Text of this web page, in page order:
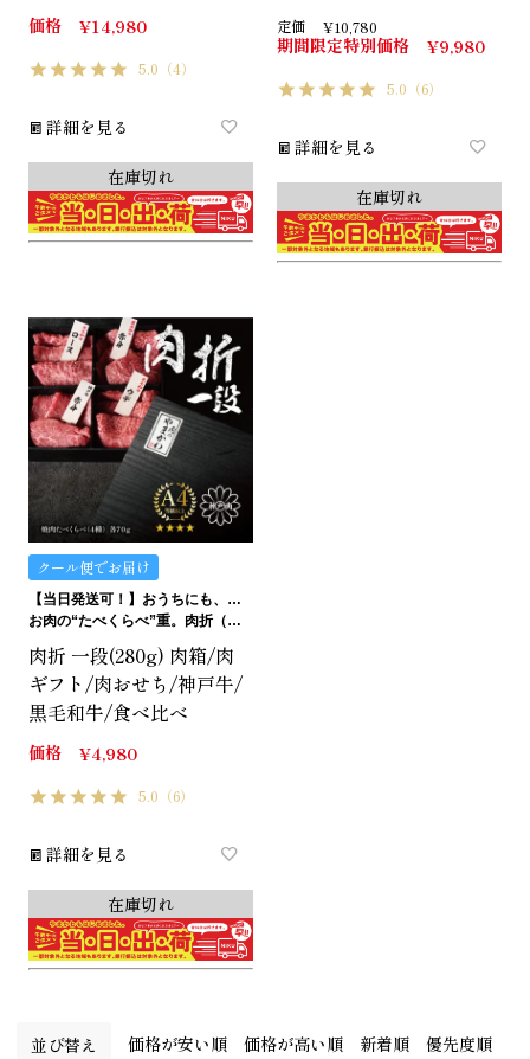
価格 ¥14,980
5.0 （4）
詳細を見る
在庫切れ
定価 ¥10,780
期間限定特別価格 ¥9,980
5.0 （6）
詳細を見る
在庫切れ
クール便でお届け
【当日発送可！】おうちにも、ギフトにも。ご褒美にも…イケます！
お肉の“たべくらべ”重。肉折（にくおり）
肉折 一段(280g) 肉箱/肉
ギフト/肉おせち/神戸牛/
黒毛和牛/食べ比べ
価格 ¥4,980
5.0 （6）
詳細を見る
在庫切れ
並び替え 価格が安い順 価格が高い順 新着順 優先度順